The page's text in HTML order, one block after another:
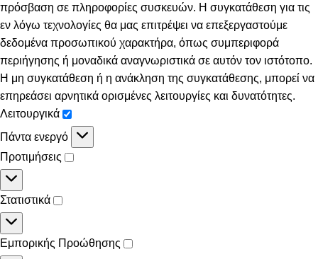
πρόσβαση σε πληροφορίες συσκευών. Η συγκατάθεση για τις
εν λόγω τεχνολογίες θα μας επιτρέψει να επεξεργαστούμε
δεδομένα προσωπικού χαρακτήρα, όπως συμπεριφορά
περιήγησης ή μοναδικά αναγνωριστικά σε αυτόν τον ιστότοπο.
Η μη συγκατάθεση ή η ανάκληση της συγκατάθεσης, μπορεί να
επηρεάσει αρνητικά ορισμένες λειτουργίες και δυνατότητες.
Λειτουργικά
Πάντα ενεργό
Προτιμήσεις
Στατιστικά
Εμπορικής Προώθησης